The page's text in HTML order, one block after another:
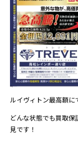
ルイヴィトン最高額に
どんな状態でも買取
見です！